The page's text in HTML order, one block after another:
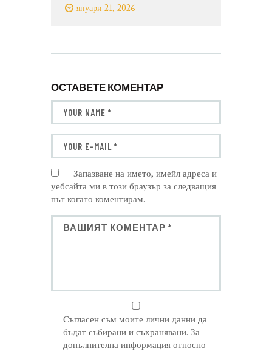
януари 21, 2026
ОСТАВЕТЕ КОМЕНТАР
Запазване на името, имейл адреса и
уебсайта ми в този браузър за следващия
път когато коментирам.
Съгласен съм моите лични данни да
бъдат събирани и съхранявани. За
допълнителна информация относно